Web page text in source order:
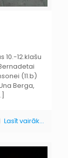
12.klašu
(11.b)
Berga,
Lasīt vairāk...